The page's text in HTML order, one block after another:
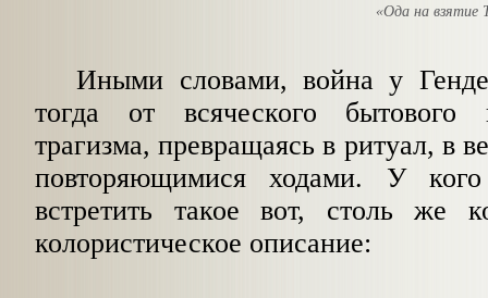
«Ода на взятие
Иными словами, война у
тогда от всяческого
трагизма, превращаясь в ритуал, в
повторяющимися ходами. У
встретить такое вот, столь же
колористическое описание: